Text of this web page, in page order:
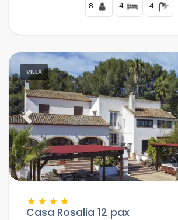
8 4 4
VILLA
Previous
Casa Rosalia 12 pax